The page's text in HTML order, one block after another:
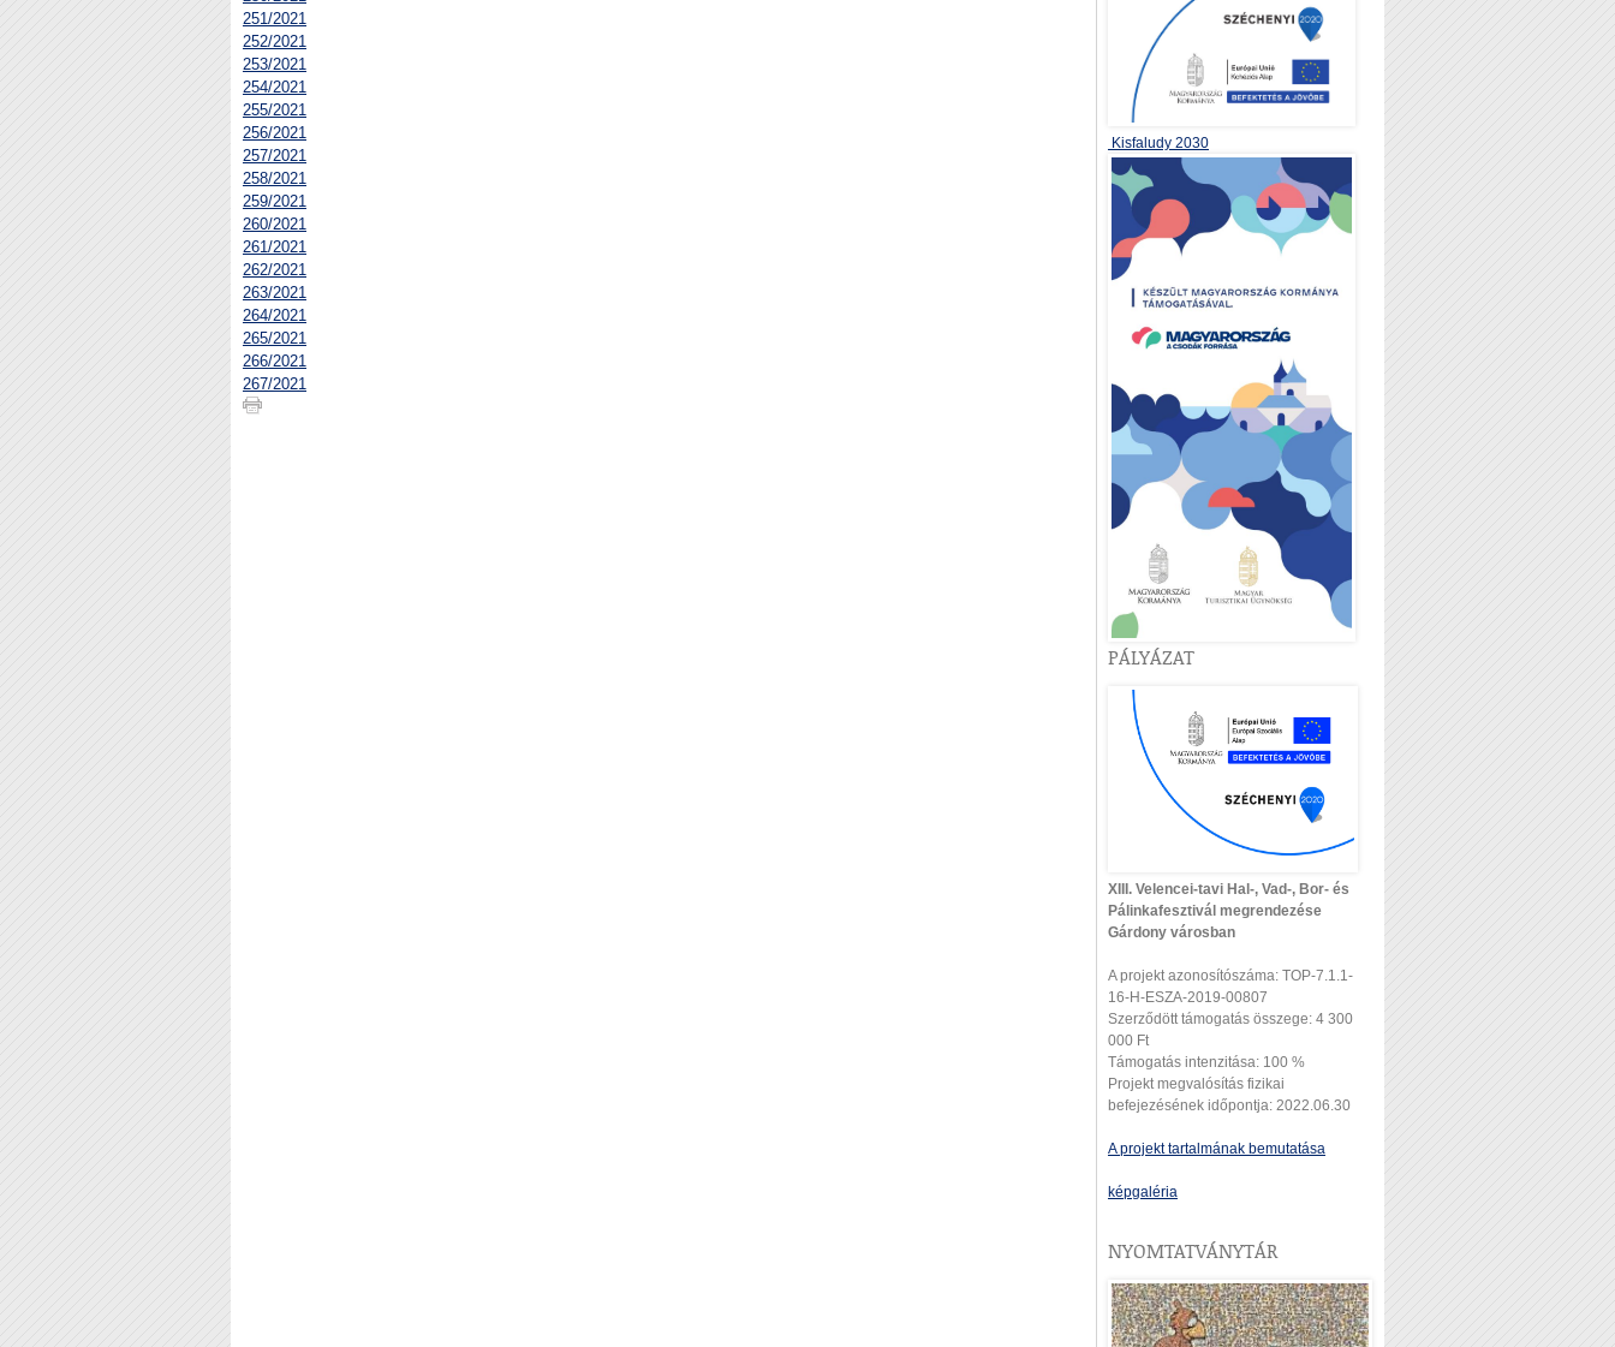
251/2021
252/2021
253/2021
254/2021
255/2021
256/2021
257/2021
258/2021
259/2021
260/2021
261/2021
262/2021
263/2021
264/2021
265/2021
266/2021
267/2021
Kisfaludy 2030
PÁLYÁZAT
XIII. Velencei-tavi Hal-, Vad-, Bor- és
Pálinkafesztivál megrendezése
Gárdony városban
A projekt azonosítószáma: TOP-7.1.1-
16-H-ESZA-2019-00807
Szerződött támogatás összege: 4 300
000 Ft
Támogatás intenzitása: 100 %
Projekt megvalósítás fizikai
befejezésének időpontja: 2022.06.30
A projekt tartalmának bemutatása
képgaléria
NYOMTATVÁNYTÁR